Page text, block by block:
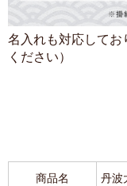
名入れも対応してお
ください）
商品名 丹波